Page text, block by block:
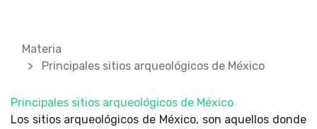
Materia
Principales sitios arqueológicos de México
Principales sitios arqueológicos de México
Los sitios arqueológicos de México, son aquellos donde